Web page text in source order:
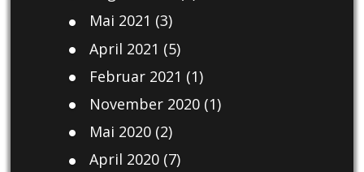
Mai 2021 (3)
April 2021 (5)
Februar 2021 (1)
November 2020(1)
Mai 2020(2)
April 2020(7)